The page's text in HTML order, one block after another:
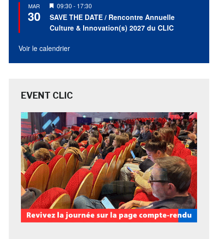
MAR
30
Mis
en
avant
09:30 - 17:30
SAVE THE DATE / Rencontre Annuelle
Culture & Innovation(s) 2027 du CLIC
Voir le calendrier
EVENT CLIC